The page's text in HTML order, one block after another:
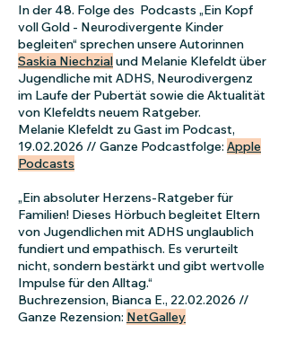
In der 48. Folge des Podcasts „Ein Kopf
voll Gold - Neurodivergente Kinder
begleiten“ sprechen unsere Autorinnen
Saskia Niechzialund Melanie Klefeldt über
Jugendliche mit ADHS, Neurodivergenz
im Laufe der Pubertät sowie die Aktualität
von Klefeldts neuem Ratgeber.
Melanie Klefeldt zu Gast im Podcast,
19.02.2026 // Ganze Podcastfolge: Apple
Podcasts
„Ein absoluter Herzens-Ratgeber für
Familien! Dieses Hörbuch begleitet Eltern
von Jugendlichen mit ADHS unglaublich
fundiert und empathisch. Es verurteilt
nicht, sondern bestärkt und gibt wertvolle
Impulse für den Alltag.“
Buchrezension, Bianca E., 22.02.2026 //
Ganze Rezension: NetGalley